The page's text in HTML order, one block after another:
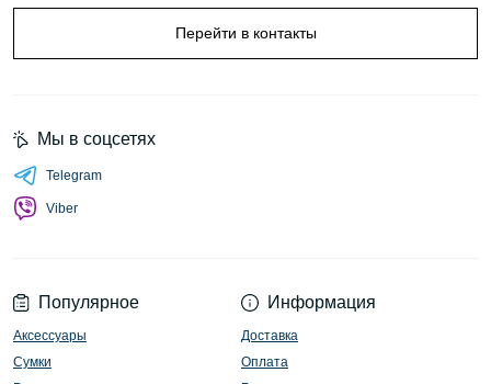
Перейти в контакты
Популярное
Аксессуары
Сумки
Информация
Доставка
Оплата
Мы в соцсетях
Telegram
Viber